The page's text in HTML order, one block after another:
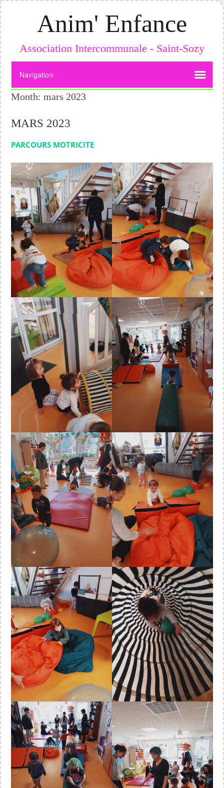
Anim' Enfance
Association Intercommunale - Saint-Sozy
Month: mars 2023
MARS 2023
PARCOURS MOTRICITE